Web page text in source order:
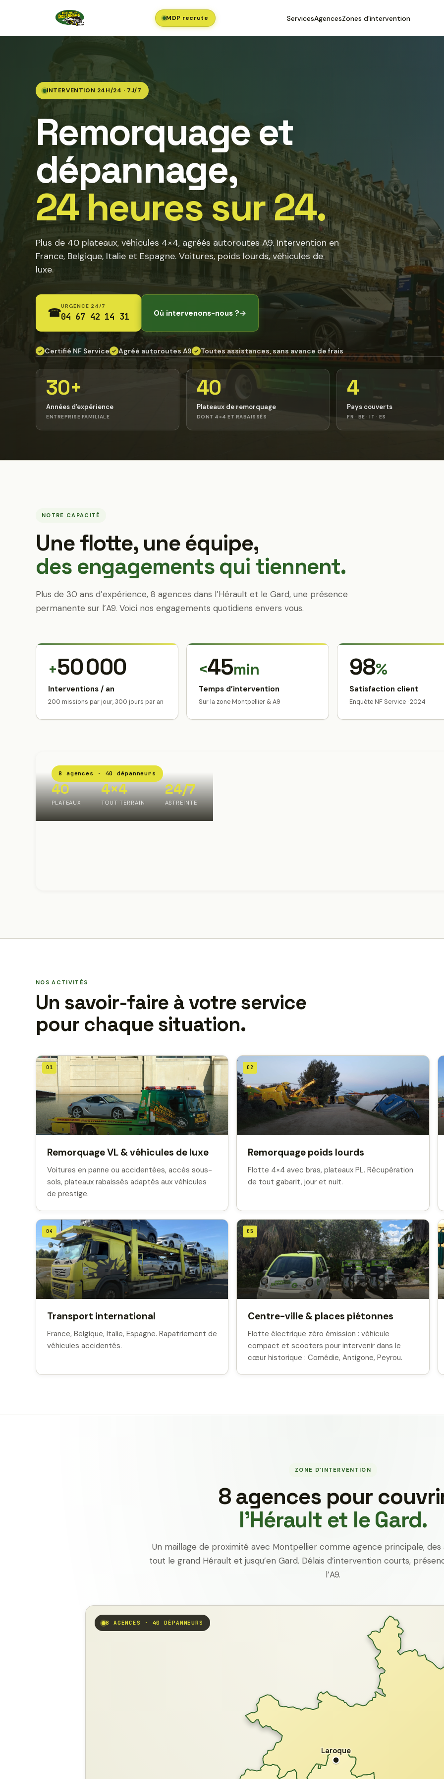
MDP recrute ServicesAgencesZones d’intervention
INTERVENTION 24H/24 · 7J/7
Remorquage et
dépannage,
24 heures sur 24.
Plus de 40 plateaux, véhicules 4×4, agréés autoroutes A9. Intervention en
France, Belgique, Italie et Espagne. Voitures, poids lourds, véhicules de
luxe.
☎URGENCE 24/7
04 67 42 14 31 Où intervenons-nous ?→
✓ Certifié NF Service ✓ Agréé autoroutes A9 ✓ Toutes assistances, sans avance de frais
30+
Années d'expérience
ENTREPRISE FAMILIALE
40
Plateaux de remorquage
DONT 4×4 ET RABAISSÉS
4
Pays couverts
FR · BE · IT · ES
NOTRE CAPACITÉ
Une flotte, une équipe,
des engagements qui tiennent.
Plus de 30 ans d’expérience, 8 agences dans l’Hérault et le Gard, une présence
permanente sur l’A9. Voici nos engagements quotidiens envers vous.
+50 000
Interventions / an
200 missions par jour, 300 jours par an
<45min
Temps d’intervention
Sur la zone Montpellier & A9
98%
Satisfaction client
Enquête NF Service · 2024
8 agences · 40 dépanneurs
40
PLATEAUX
4×4
TOUT TERRAIN
24/7
ASTREINTE
NOS ACTIVITÉS
Un savoir-faire à votre service
pour chaque situation.
01
Remorquage VL & véhicules de luxe
Voitures en panne ou accidentées, accès sous-
sols, plateaux rabaissés adaptés aux véhicules
de prestige.
02
Remorquage poids lourds
Flotte 4×4 avec bras, plateaux PL. Récupération
de tout gabarit, jour et nuit.
04
Transport international
France, Belgique, Italie, Espagne. Rapatriement de
véhicules accidentés.
05
Centre-ville & places piétonnes
Flotte électrique zéro émission : véhicule
compact et scooters pour intervenir dans le
cœur historique : Comédie, Antigone, Peyrou.
ZONE D’INTERVENTION
8 agences pour
l’Hérault et le Gard.
Un maillage de proximité avec Montpellier comme agence principale, des
tout le grand Hérault et jusqu’en Gard. Délais d’intervention courts,
l’A9.
Laroque
8 AGENCES · 40 DÉPANNEURS